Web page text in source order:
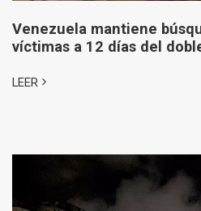
Venezuela mantiene
víctimas a 12 días del
LEER